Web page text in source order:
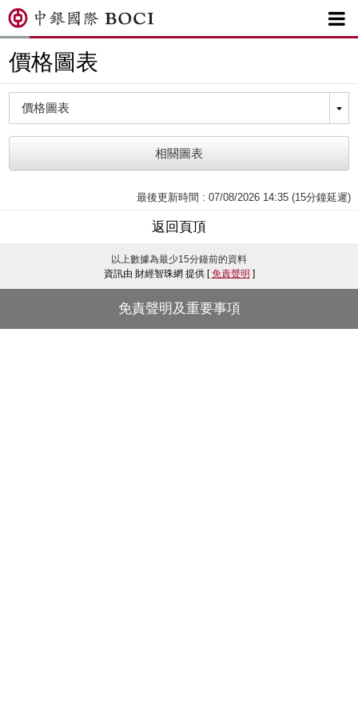

價格圖表
相關圖表
最後更新時間 : 07/08/2026 14:35 (15分鐘延遲)
返回頁頂
以上數據為最少15分鐘前的資料
資訊由 財經智珠網 提供 [免責聲明 ]
免責聲明及重要事項